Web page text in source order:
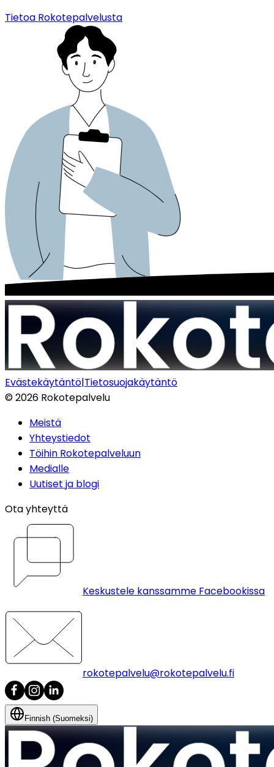
Tietoa Rokotepalvelusta
Evästekäytäntö|Tietosuojakäytäntö
©2026 Rokotepalvelu
Meistä
Yhteystiedot
Töihin Rokotepalveluun
Medialle
Uutiset ja blogi
Ota yhteyttä
Keskustele kanssamme Facebookissa
rokotepalvelu@rokotepalvelu.fi
Finnish (Suomeksi)